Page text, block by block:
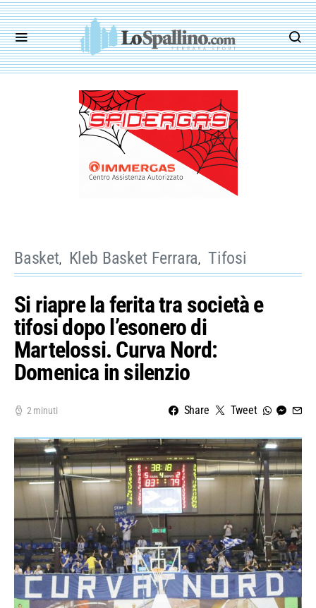
Basket Kleb Basket Ferrara Tifosi
Si riapre la ferita tra società e
tifosi dopo l’esonero di
Martelossi. Curva Nord:
Domenica in silenzio
2 minuti Share Tweet